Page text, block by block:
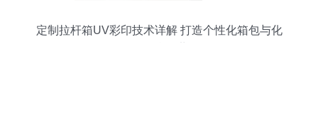
定制拉杆箱UV彩印技术详解 打造个性化箱包与化